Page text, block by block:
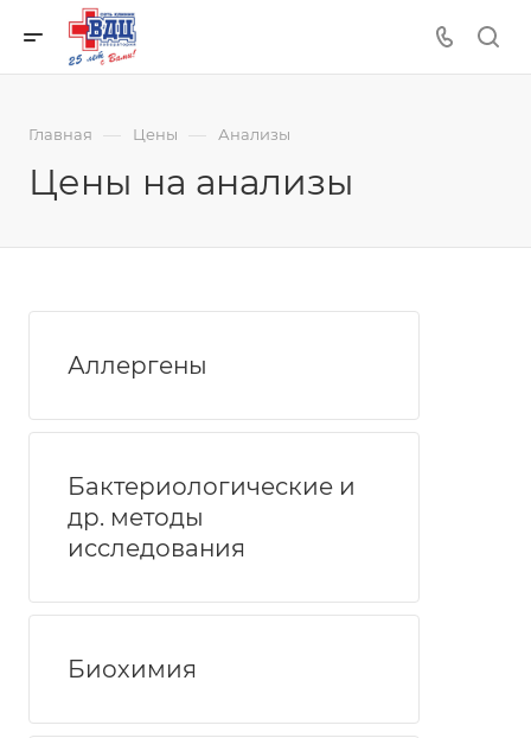
Главная — Цены — Анализы
Цены на анализы
Аллергены
Бактериологические и
др. методы
исследования
Биохимия